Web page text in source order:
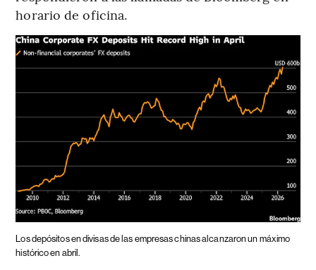
horario de oficina.
Los depósitos en divisas de las empresas chinas alcanzaron un máximo
histórico en abril.